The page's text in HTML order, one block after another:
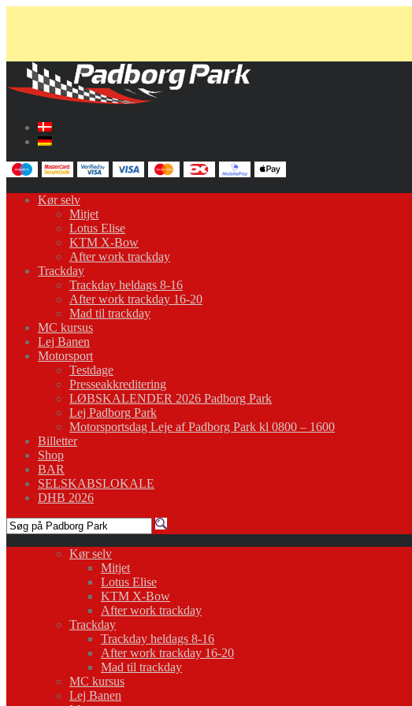
Kør selv
Mitjet
Lotus Elise
KTM X-Bow
After work trackday
Trackday
Trackday heldags 8-16
After work trackday 16-20
Mad til trackday
MC kursus
Lej Banen
Motorsport
Testdage
Presseakkreditering
LØBSKALENDER 2026 Padborg Park
Lej Padborg Park
Motorsportsdag Leje af Padborg Park kl 0800 – 1600
Billetter
Shop
BAR
SELSKABSLOKALE
DHB 2026
Kør selv
Mitjet
Lotus Elise
KTM X-Bow
After work trackday
Trackday
Trackday heldags 8-16
After work trackday 16-20
Mad til trackday
MC kursus
Lej Banen